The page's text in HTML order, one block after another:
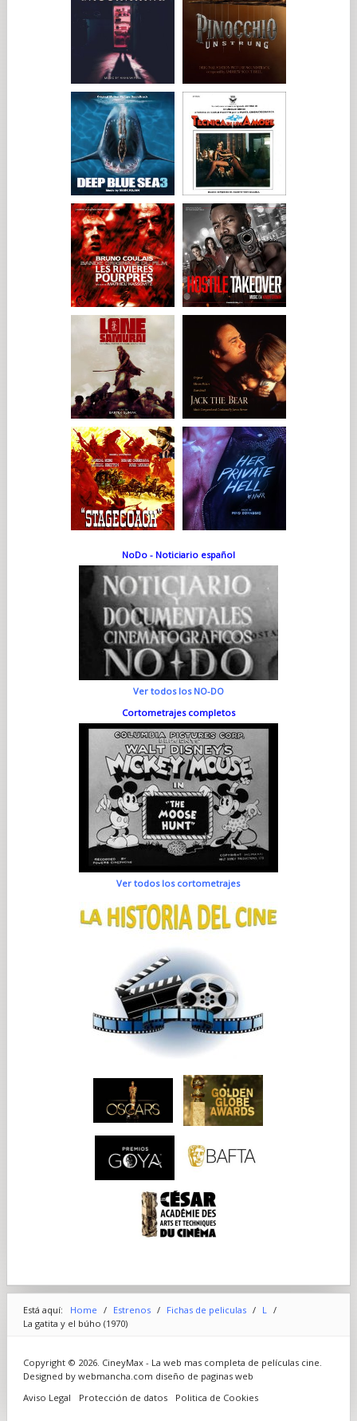
NoDo - Noticiario español
Ver todos los NO-DO
Cortometrajes completos
Ver todos los cortometrajes
Está aquí: Home / Estrenos / Fichas de peliculas / L /
La gatita y el búho (1970)
Copyright © 2026. CineyMax - La web mas completa de películas cine.
Designed by webmancha.com diseño de paginas web
Aviso Legal
Protección de datos Politica de Cookies